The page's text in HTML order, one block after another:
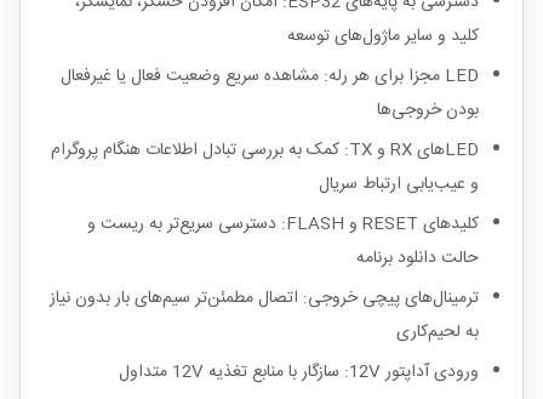
کلید و سایر ماژول‌های توسعه
LED مجزا برای هر رله: مشاهده سریع وضعیت فعال یا غیرفعال
بودن خروجی‌ها
LEDهای RX و TX: کمک به بررسی تبادل اطلاعات هنگام پروگرام
و عیب‌یابی ارتباط سریال
کلیدهای RESET و FLASH: دسترسی سریع‌تر به ریست و
حالت دانلود برنامه
ترمینال‌های پیچی خروجی: اتصال مطمئن‌تر سیم‌های بار بدون نیاز
به لحیم‌کاری
ورودی آداپتور 12V: سازگار با منابع تغذیه 12V متداول